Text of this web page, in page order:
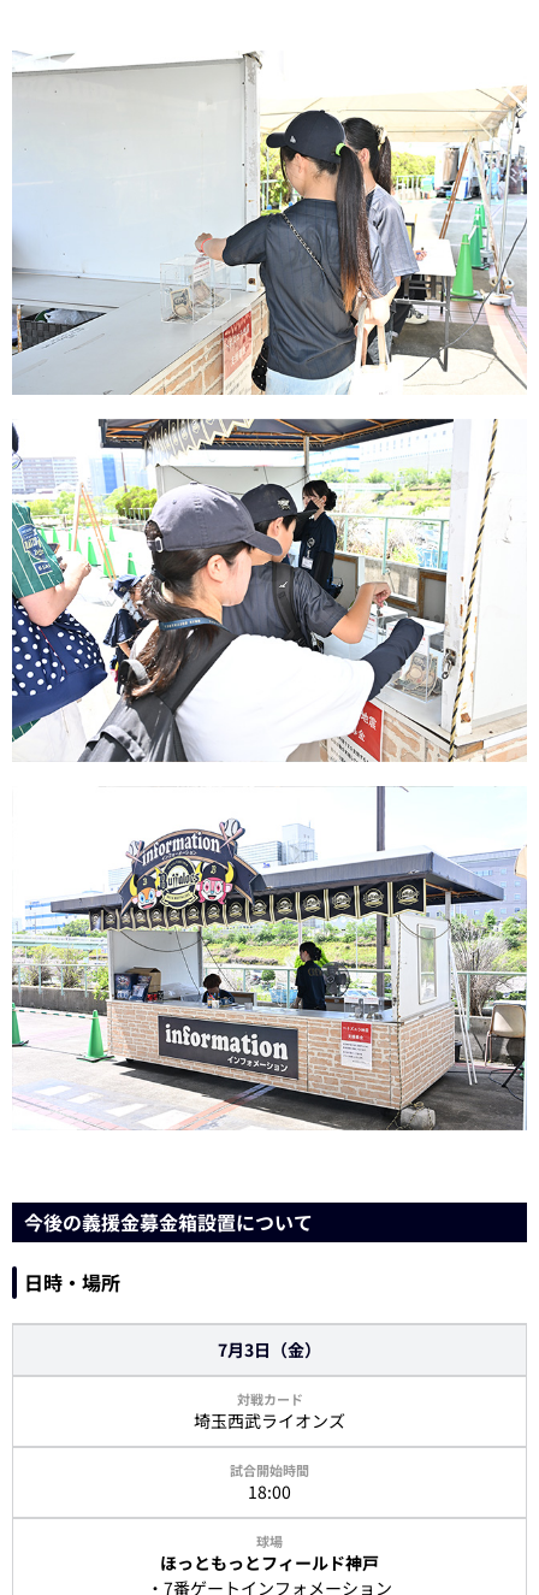
今後の義援金募金箱設置について
日時・場所
7月3日（金）
埼玉西武ライオンズ
18:00
ほっともっとフィールド神戸
・7番ゲートインフォメーション